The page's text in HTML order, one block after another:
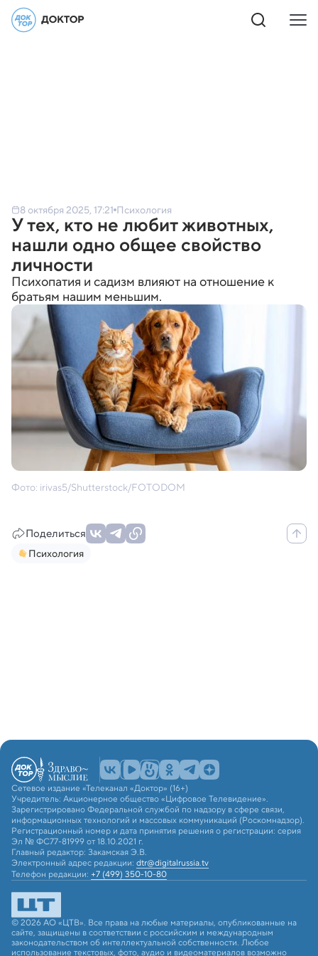
8 октября 2025, 17:21 Психология
У тех, кто не любит животных,
нашли одно общее свойство
личности
Психопатия и садизм влияют на отношение к
братьям нашим меньшим.
Фото: irivas5/Shutterstock/FOTODOM
Поделиться
Психология
Сетевое издание «Телеканал «Доктор» (16+)
Учредитель: Акционерное общество «Цифровое Телевидение».
Зарегистрировано Федеральной службой по надзору в сфере связи,
информационных технологий и массовых коммуникаций (Роскомнадзор).
Регистрационный номер и дата принятия решения о регистрации: серия
Эл № ФС77-81999 от 18.10.2021 г.
Главный редактор: Закамская Э.В.
Электронный адрес редакции: dtr@digitalrussia.tv
Телефон редакции: +7 (499) 350-10-80
© 2026 АО «ЦТВ». Все права на любые материалы, опубликованные на
сайте, защищены в соответствии с российским и международным
законодательством об интеллектуальной собственности. Любое
использование текстовых, фото, аудио и видеоматериалов возможно